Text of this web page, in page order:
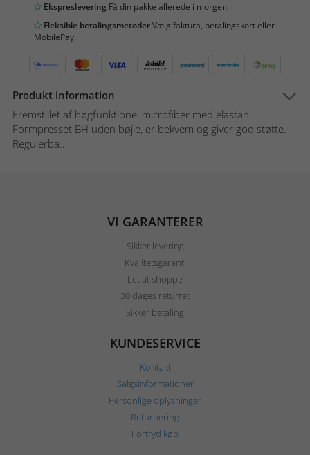
Ekspreslevering Få din pakke allerede i morgen.
Fleksible betalingsmetoderVælg faktura, betalingskort eller
MobilePay.
Produkt information
Fremstillet af høgfunktionel microfiber med elastan.
Formpresset BH uden bøjle, er bekvem og giver god støtte.
Regulérba...
VI GARANTERER
Sikker levering
Kvalitetsgaranti
Let at shoppe
30 dages returret
Sikker betaling
KUNDESERVICE
Kontakt
Salgsinformationer
Personlige oplysninger
Returnering
Fortryd køb